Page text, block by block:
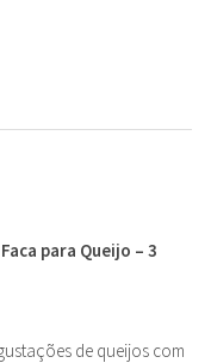
para Queijo – 3
de queijos com